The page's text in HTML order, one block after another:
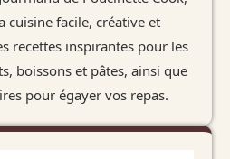
cuisine facile, créative et
recettes inspirantes pour les
boissons et pâtes, ainsi que
pour égayer vos repas.